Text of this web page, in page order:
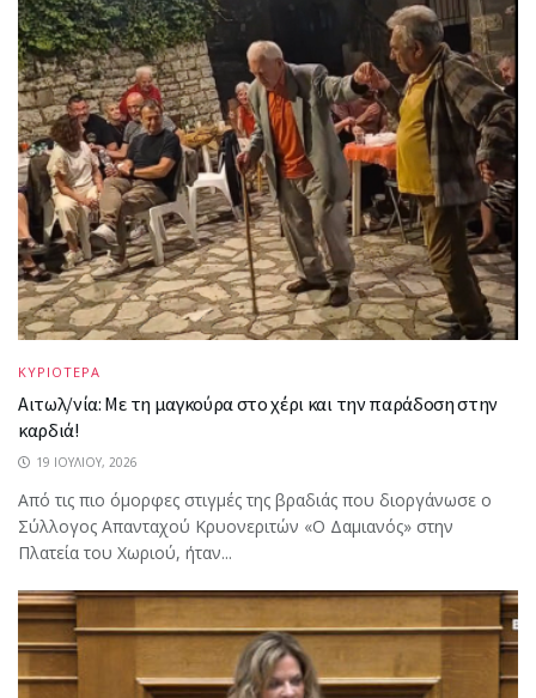
ΚΥΡΙΟΤΕΡΑ
Αιτωλ/νία: Με τη μαγκούρα στο χέρι και την παράδοση στην
καρδιά!
19 ΙΟΥΛΊΟΥ, 2026
Από τις πιο όμορφες στιγμές της βραδιάς που διοργάνωσε ο
Σύλλογος Απανταχού Κρυονεριτών «Ο Δαμιανός» στην
Πλατεία του Χωριού, ήταν...